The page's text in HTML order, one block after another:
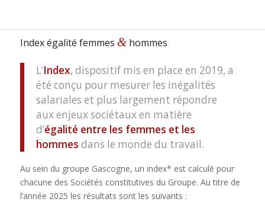
Index égalité femmes &hommes
L’Index, dispositif mis en place en 2019, a
été conçu pour mesurer les inégalités
salariales et plus largement répondre
aux enjeux sociétaux en matière
d’égalité entre les femmes et les
hommes dans le monde du travail.
Au sein du groupe Gascogne, un index* est calculé pour
chacune des Sociétés constitutives du Groupe. Au titre de
l’année 2025 les résultats sont les suivants :